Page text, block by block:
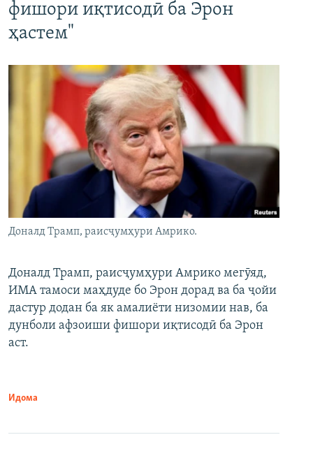
фишори иқтисодӣ ба Эрон
ҳастем"
Доналд Трамп, раисҷумҳури Амрико.
Доналд Трамп, раисҷумҳури Амрико мегӯяд,
ИМА тамоси маҳдуде бо Эрон дорад ва ба ҷойи
дастур додан ба як амалиёти низомии нав, ба
дунболи афзоиши фишори иқтисодӣ ба Эрон
аст.
Идома